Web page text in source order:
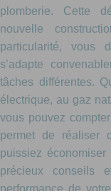
plomberie. Cette
nouvelle
particularité, vous
s’adapte
tâches différentes.
électrique, au gaz
vous pouvez
permet de réaliser
puissiez
précieux conseils
performance de